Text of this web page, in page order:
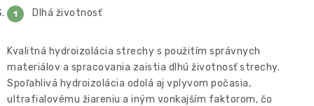
Dlhá životnosť
Kvalitná hydroizolácia strechy s použitím správnych
materiálov a spracovania zaistia dlhú životnosť strechy.
Spoľahlivá hydroizolácia odolá aj vplyvom počasia,
ultrafialovému žiareniu a iným vonkajším faktorom, čo